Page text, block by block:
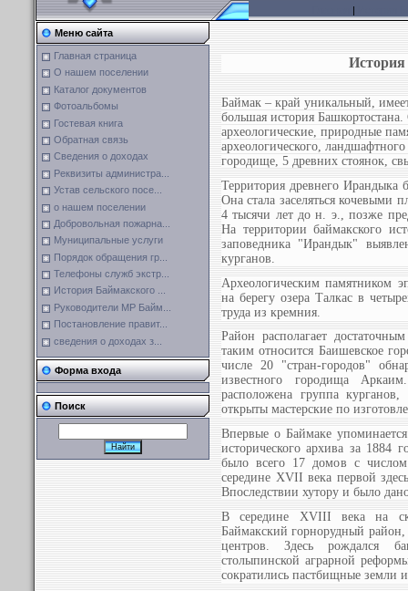
|
Меню сайта
Главная страница
О нашем поселении
Каталог документов
Фотоальбомы
Гостевая книга
Обратная связь
Сведения о доходах
Реквизиты администра...
Устав сельского посе...
о нашем поселении
Добровольная пожарна...
Муниципальные услуги
Порядок обращения гр...
Телефоны служб экстр...
История Баймакского ...
Руководители МР Байм...
Постановление правит...
сведения о доходах з...
Форма входа
Поиск
История
Баймак – край уникальный,
большая история
археологические, природные
археологического,
городище, 5 древних стоянок,
Территория древнего Ирандыка
Она стала заселяться кочевыми
4 тысячи лет до н. э., позже
На территории баймакского
заповедника "Ирандык"
курганов.
Археологическим памятником
на берегу озера Талкас в
труда из кремния.
Район располагает
таким относится Баишевское
числе 20 "стран-городов"
известного городища
расположена группа
открыты мастерские по
Впервые о Баймаке
исторического архива за
было всего 17 домов с
середине XVII века первой
Впоследствии хутору и было
В середине XVIII века на
Баймакский горнорудный
центров. Здесь рождался
столыпинской аграрной
сократились пастбищные земли и